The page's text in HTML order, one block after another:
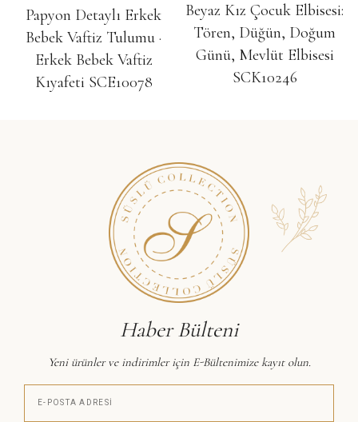
Papyon Detaylı Erkek
Bebek Vaftiz Tulumu ·
Erkek Bebek Vaftiz
Kıyafeti SCE10078
Beyaz Kız Çocuk Elbisesi:
Tören, Düğün, Doğum
Günü, Mevlüt Elbisesi
SCK10246
Haber Bülteni
Yeni ürünler ve indirimler için E-Bültenimize kayıt olun.